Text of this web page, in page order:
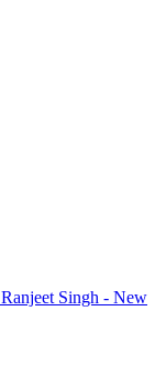
Ranjeet Singh - New